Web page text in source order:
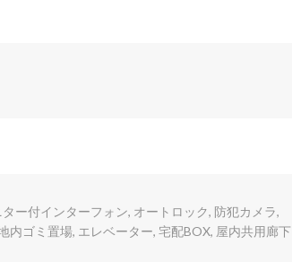
ー付インターフォン, オートロック, 防犯カメラ,
内ゴミ置場, エレベーター, 宅配BOX, 屋内共用廊下